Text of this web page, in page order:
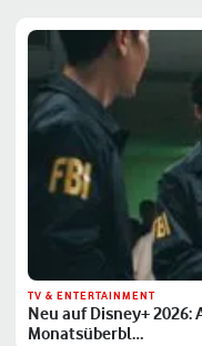
TV & ENTERTAINMENT
Neu auf Disney+
Monatsüberbl…